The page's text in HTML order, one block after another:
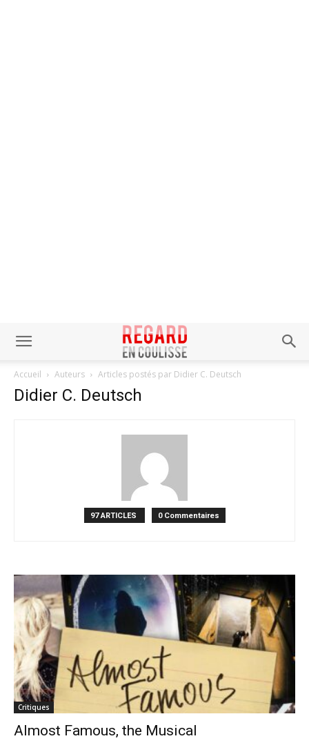
Accueil Auteurs Articles postés par Didier C. Deutsch
Didier C. Deutsch
97 ARTICLES 0 Commentaires
Critiques
Almost Famous, the Musical